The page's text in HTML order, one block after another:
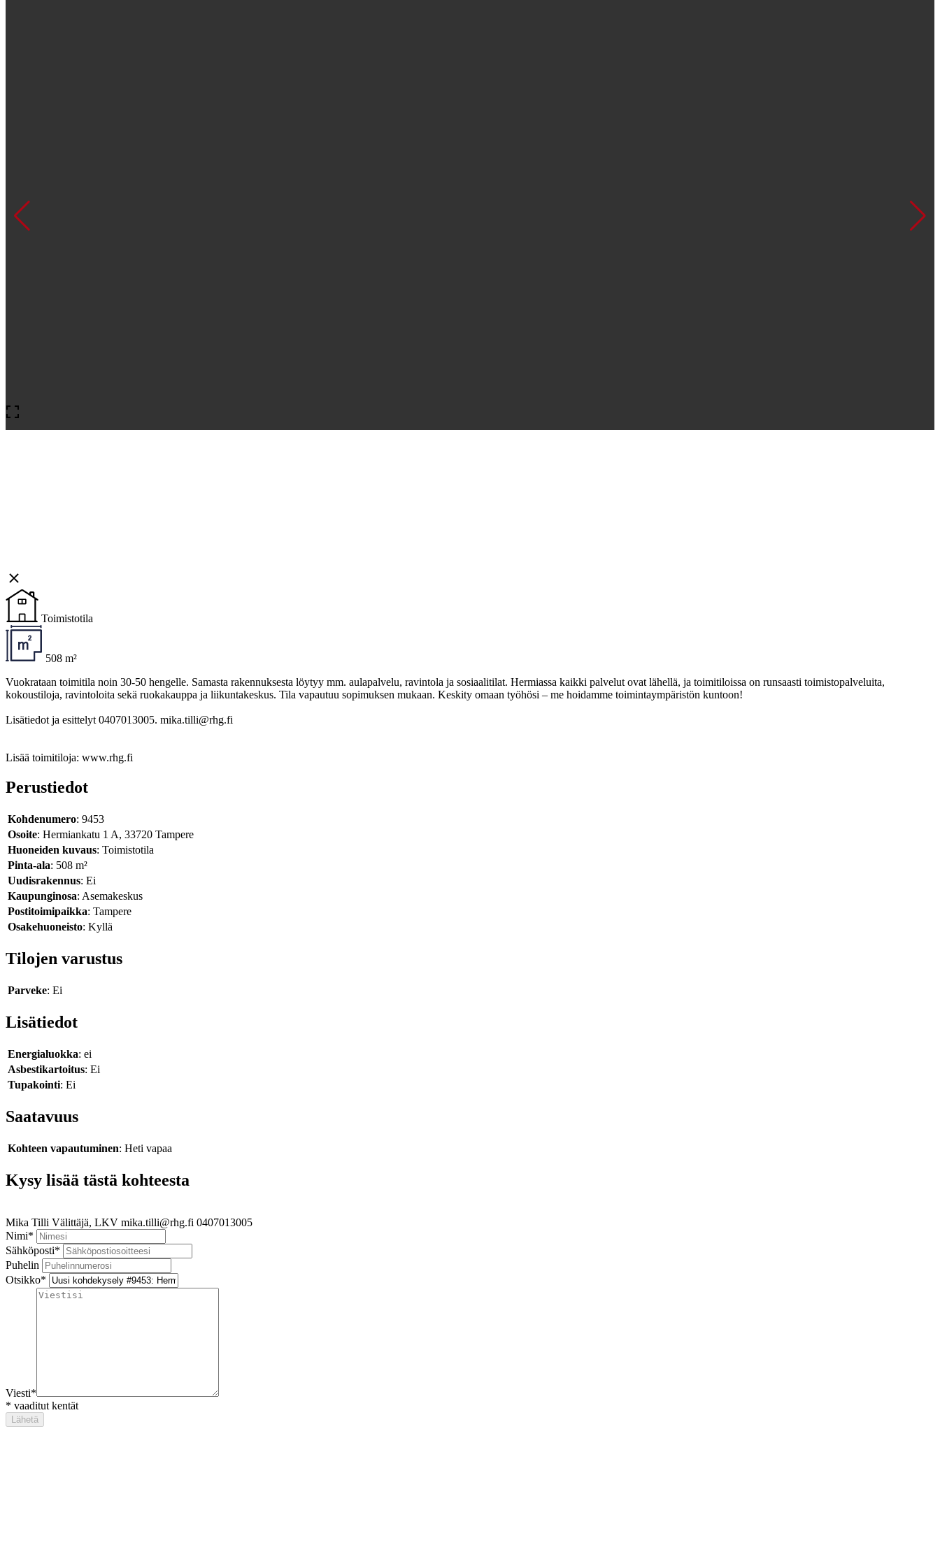
Toimistotila
508 m²
Vuokrataan toimitila noin 30-50 hengelle. Samasta rakennuksesta löytyy mm. aulapalvelu, ravintola ja sosiaalitilat. Hermiassa kaikki palvelut ovat lähellä, ja toimitiloissa on runsaasti toimistopalveluita,
kokoustiloja, ravintoloita sekä ruokakauppa ja liikuntakeskus. Tila vapautuu sopimuksen mukaan. Keskity omaan työhösi – me hoidamme toimintaympäristön kuntoon!
Lisätiedot ja esittelyt 0407013005. mika.tilli@rhg.fi
Lisää toimitiloja: www.rhg.fi
Perustiedot
Kohdenumero: 9453
Osoite: Hermiankatu 1 A, 33720 Tampere
Huoneiden kuvaus: Toimistotila
Pinta-ala: 508 m²
Uudisrakennus: Ei
Kaupunginosa: Asemakeskus
Postitoimipaikka: Tampere
Osakehuoneisto: Kyllä
Tilojen varustus
Parveke: Ei
Lisätiedot
Energialuokka: ei
Asbestikartoitus: Ei
Tupakointi: Ei
Saatavuus
Kohteen vapautuminen: Heti vapaa
Kysy lisää tästä kohteesta
Mika Tilli Välittäjä, LKV mika.tilli@rhg.fi 0407013005
Nimi*
Sähköposti*
Puhelin
Otsikko*
Viesti*
* vaaditut kentät